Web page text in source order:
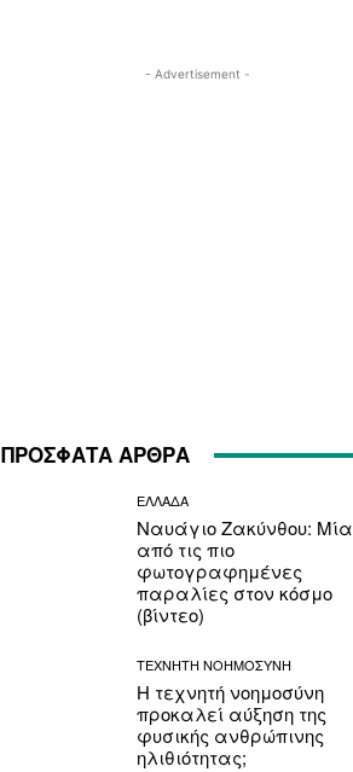
- Advertisement -
ΠΡΟΣΦΑΤΑ ΑΡΘΡΑ
ΕΛΛΑΔΑ
Ναυάγιο Ζακύνθου: Μία
από τις πιο
φωτογραφημένες
παραλίες στον κόσμο
(βίντεο)
ΤΕΧΝΗΤΗ ΝΟΗΜΟΣΥΝΗ
Η τεχνητή νοημοσύνη
προκαλεί αύξηση της
φυσικής ανθρώπινης
ηλιθιότητας;